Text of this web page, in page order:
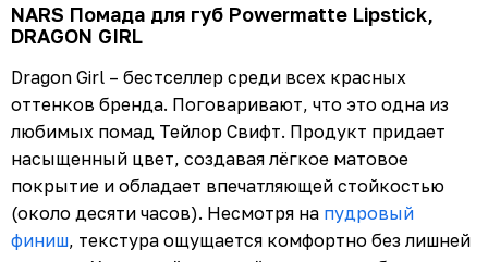
NARS Помада для губ Powermatte Lipstick,
DRAGON GIRL
Dragon Girl – бестселлер среди всех красных
оттенков бренда. Поговаривают, что это одна из
любимых помад Тейлор Свифт. Продукт придает
насыщенный цвет, создавая лёгкое матовое
покрытие и обладает впечатляющей стойкостью
(около десяти часов). Несмотря на пудровый
финиш, текстура ощущается комфортно без лишней